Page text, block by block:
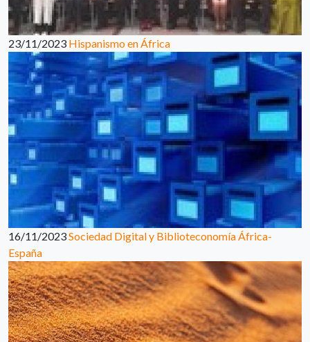
23/11/2023 Hispanismo en África
16/11/2023Sociedad Digital y Biblioteconomía África-
España